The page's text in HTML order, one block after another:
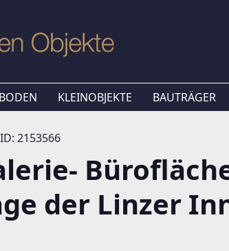
KLEINOBJEKTE BAUTRÄGER
2153566
der Linzer